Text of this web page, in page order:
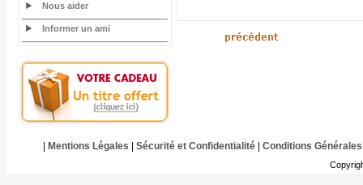
Nous aider
Informer un ami
Mentions Légales Sécurité et Confidentialité| Conditions Générales